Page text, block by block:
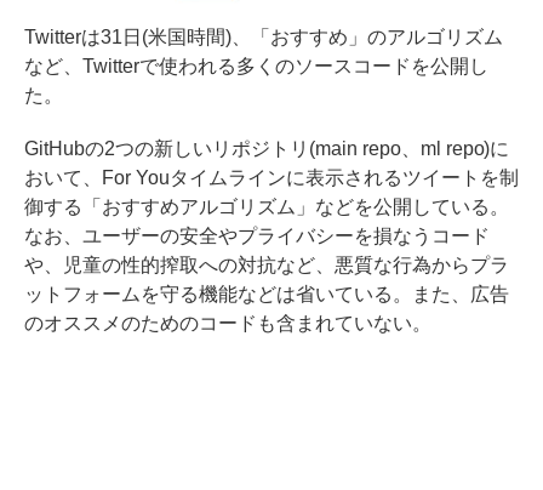
Twitterは31日(米国時間)、「おすすめ」のアルゴリズム
など、Twitterで使われる多くのソースコードを公開し
た。
GitHubの2つの新しいリポジトリ(main repo、ml repo)に
おいて、For Youタイムラインに表示されるツイートを制
御する「おすすめアルゴリズム」などを公開している。
なお、ユーザーの安全やプライバシーを損なうコード
や、児童の性的搾取への対抗など、悪質な行為からプラ
ットフォームを守る機能などは省いている。また、広告
のオススメのためのコードも含まれていない。